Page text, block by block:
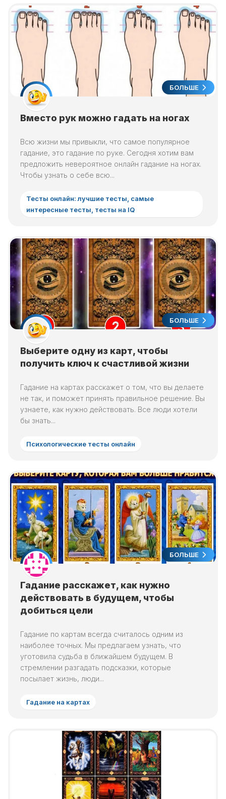
БОЛЬШЕ
Вместо рук можно гадать на ногах
Всю жизни мы привыкли, что самое популярное
гадание, это гадание по руке. Сегодня хотим вам
предложить невероятное онлайн гадание на ногах.
Чтобы узнать о себе всю...
Тесты онлайн: лучшие тесты, самые
интересные тесты, тесты на IQ
БОЛЬШЕ
Выберите одну из карт, чтобы
получить ключ к счастливой жизни
Гадание на картах расскажет о том, что вы делаете
не так, и поможет принять правильное решение. Вы
узнаете, как нужно действовать. Все люди хотели
бы знать...
Психологические тесты онлайн
БОЛЬШЕ
Гадание расскажет, как нужно
действовать в будущем, чтобы
добиться цели
Гадание по картам всегда считалось одним из
наиболее точных. Мы предлагаем узнать, что
уготовила судьба в ближайшем будущем. В
стремлении разгадать подсказки, которые
посылает жизнь, люди...
Гадание на картах